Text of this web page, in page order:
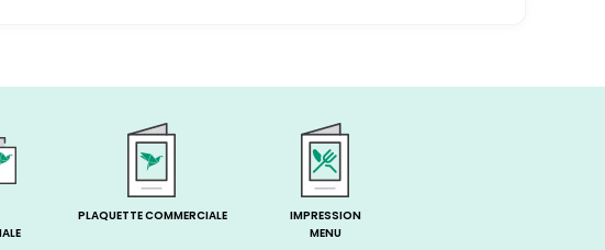
PLAQUETTE COMMERCIALE
IMPRESSION
MENU